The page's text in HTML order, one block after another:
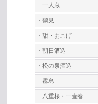
一人蔵
鶴見
甜・おこげ
朝日酒造
松の泉酒造
霧島
八重桜・一壷春